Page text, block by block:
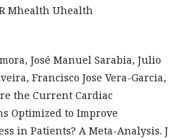
Mhealth Uhealth
José Manuel Sarabia, Julio
Francisco Jose Vera-Garcia,
the Current Cardiac
Optimized to Improve
in Patients? A Meta-Analysis. J